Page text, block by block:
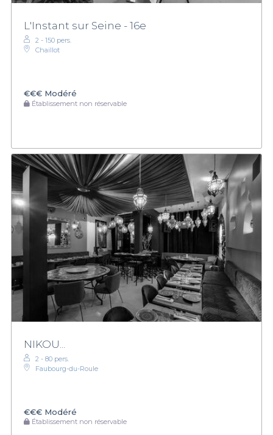
L'Instant sur Seine - 16e
2 - 150 pers.
Chaillot
€€€ Modéré
Établissement non réservable
NIKOU...
2 - 80 pers.
Faubourg-du-Roule
€€€ Modéré
Établissement non réservable